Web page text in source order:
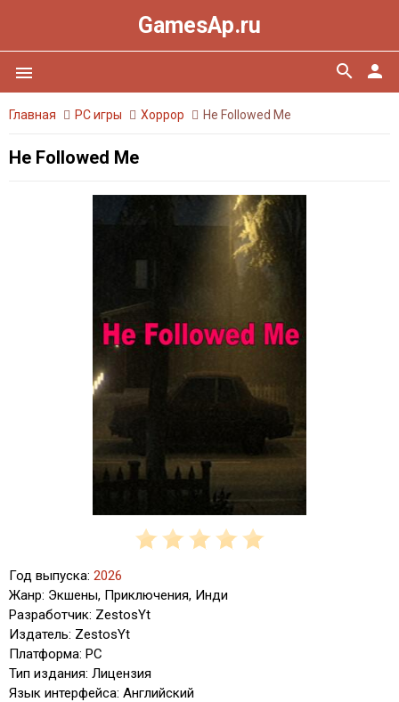
GamesAp.ru
menu person
search
Главная PC игры Хоррор He Followed Me
He Followed Me
Год выпуска: 2026
Жанр: Экшены, Приключения, Инди
Разработчик: ZestosYt
Издатель: ZestosYt
Платформа: PC
Тип издания: Лицензия
Язык интерфейса: Английский